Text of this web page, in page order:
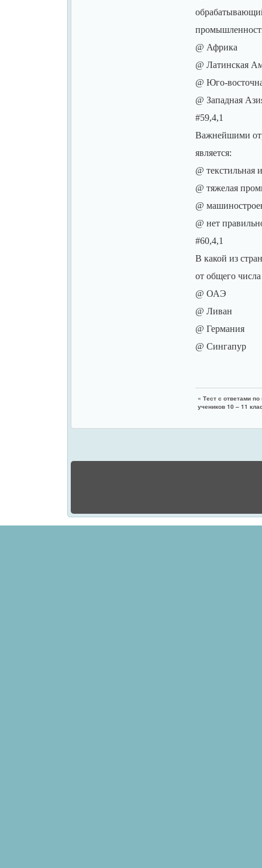
@ Африка
@ Латинская
@ Юго-
@ Западная
#59,4,1
Важнейшими
является:
@ текстильная
@ тяжелая
@
@ нет
#60,4,1
В какой из
от общего
@ ОАЭ
@ Ливан
@ Германия
@ Сингапур
«Тест с ответами
учеников 10 – 11